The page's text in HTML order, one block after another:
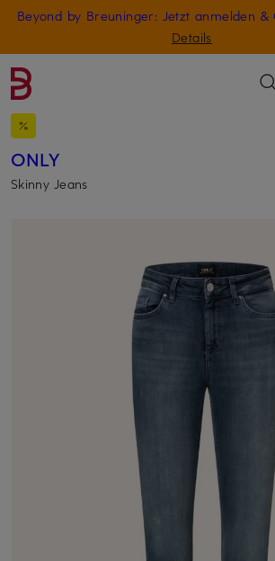
ZUM HAUPTINHALT ÜBERSPRINGEN
Beyond by Breuninger: Jetzt anmelden &
Details
Nur in der App: -10 € auf digitale
GESCHENK20
ONLY
Skinny Jeans